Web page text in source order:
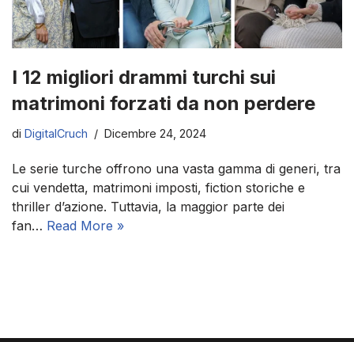
I 12 migliori drammi turchi sui
matrimoni forzati da non perdere
di DigitalCruch Dicembre 24, 2024
Le serie turche offrono una vasta gamma di generi, tra
cui vendetta, matrimoni imposti, fiction storiche e
thriller d’azione. Tuttavia, la maggior parte dei
fan… Read More »